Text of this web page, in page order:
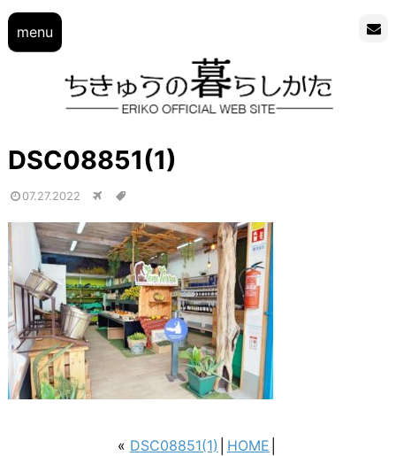
menu
DSC08851(1)
07.27.2022
« DSC08851(1) HOME